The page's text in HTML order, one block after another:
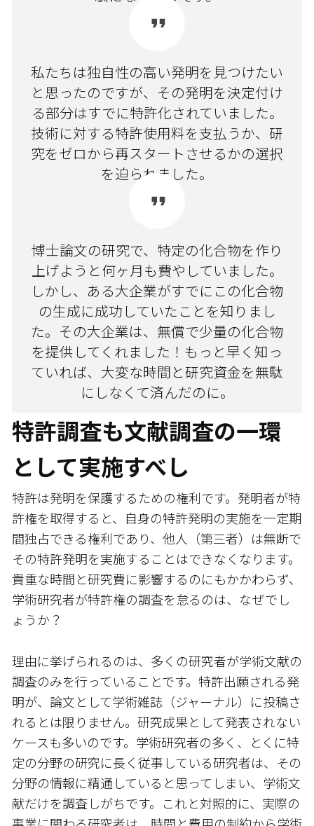
私たちは独自性の高い発明を見つけたい
と思ったのですが、その発明を決定付け
る部分はすでに特許化されていました。
技術に対する特許使用料を支払うか、研
究をゼロから再スタートさせるかの選択
を迫られました。
博士論文の研究で、特定の化合物を作り
上げようと何ヶ月も費やしていました。
しかし、ある大企業がすでにこの化合物
の生成に成功していたことを知りまし
た。その大企業は、無償で少量の化合物
を提供してくれました！もっと早く知っ
ていれば、大変な時間と研究資金を無駄
にしなくて済んだのに。
特許調査も文献調査の一環
として実施すべし
特許は発明を保護するための権利です。発明者が特
許権を取得すると、自身の特許発明の実施を一定期
間独占できる権利であり、他人（第三者）は無断で
その特許発明を実施することはできなくなります。
貴重な時間と研究費に影響するのにもかかわらず、
学術研究者が特許権の調査を怠るのは、なぜでし
ょうか？
理由に挙げられるのは、多くの研究者が学術文献の
調査のみを行っていることです。特許出願される発
明が、論文として学術雑誌（ジャーナル）に投稿さ
れるとは限りません。研究成果として発表されない
ケースも多いのです。学術研究者の多く、とくに特
定の分野の研究に長く従事している研究者は、その
分野の情報に精通していると思ってしまい、学術文
献だけを調査しがちです。これと対照的に、実際の